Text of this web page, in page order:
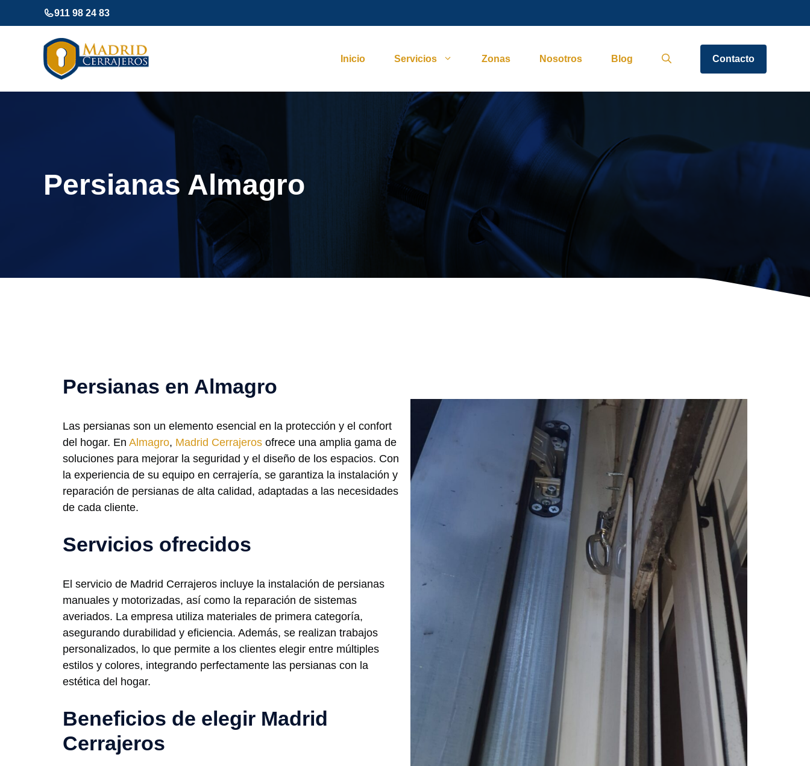
al
911 98 24 83
Inicio Servicios Zonas Nosotros Blog Contacto
Persianas Almagro
Persianas en Almagro
Las persianas son un elemento esencial en la protección y el confort
del hogar. En Almagro, Madrid Cerrajeros ofrece una amplia gama de
soluciones para mejorar la seguridad y el diseño de los espacios. Con
la experiencia de su equipo en cerrajería, se garantiza la instalación y
reparación de persianas de alta calidad, adaptadas a las necesidades
de cada cliente.
Servicios ofrecidos
El servicio de Madrid Cerrajeros incluye la instalación de persianas
manuales y motorizadas, así como la reparación de sistemas
averiados. La empresa utiliza materiales de primera categoría,
asegurando durabilidad y eficiencia. Además, se realizan trabajos
personalizados, lo que permite a los clientes elegir entre múltiples
estilos y colores, integrando perfectamente las persianas con la
estética del hogar.
Beneficios de elegir Madrid
Cerrajeros